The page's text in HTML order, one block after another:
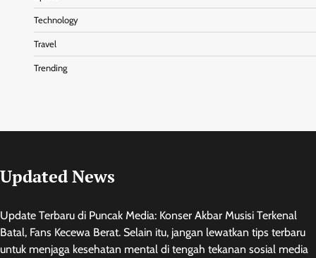
Technology
Travel
Trending
Updated News
Update Terbaru di Puncak Media: Konser Akbar Musisi Terkenal
Batal, Fans Kecewa Berat. Selain itu, jangan lewatkan tips terbaru
untuk menjaga kesehatan mental di tengah tekanan sosial media